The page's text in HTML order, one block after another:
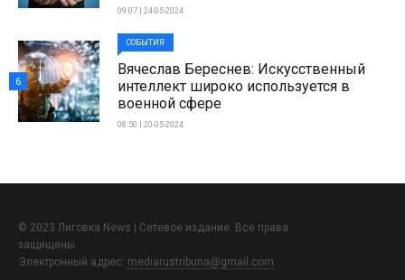
09:07 | 24-05-2024
СОБЫТИЯ
Вячеслав Береснев: Искусственный
интеллект широко используется в
военной сфере
08:50 | 20-05-2024
6
© 2023 Лиговка News | Сетевое издание. Все права
защищены.
Электронный адрес: mediarustribuna@gmail.com